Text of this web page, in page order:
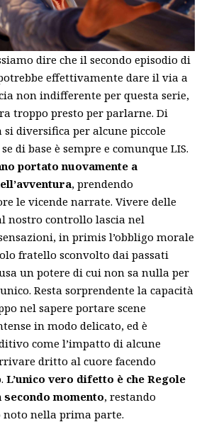
dire che il secondo episodio di
effettivamente dare il via a
non indifferente per questa serie,
troppo presto per parlarne. Di
si diversifica per alcune piccole
di base è sempre e comunque LIS.
portato nuovamente a
, prendendo
le vicende narrate. Vivere delle
nostro controllo lascia nel
in primis l’obbligo morale
fratello sconvolto dai passati
un potere di cui non sa nulla per
Resta sorprendente la capacità
nel sapere portare scene
in modo delicato, ed è
come l’impatto di alcune
dritto al cuore facendo
L’unico vero difetto è che Regole
momento, restando
nella prima parte.